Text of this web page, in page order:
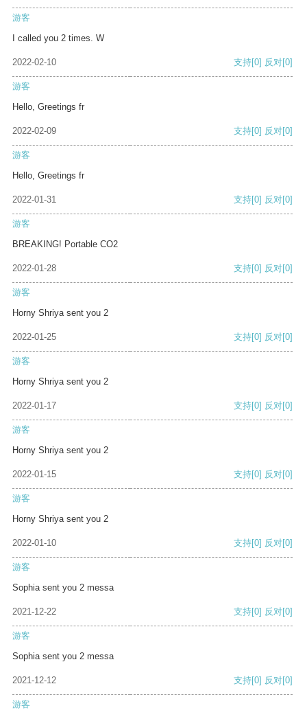
游客
I called you 2 times. W
2022-02-10 支持[0] 反对[0]
游客
Hello, Greetings fr
2022-02-09 支持[0] 反对[0]
游客
Hello, Greetings fr
2022-01-31 支持[0] 反对[0]
游客
BREAKING! Portable CO2
2022-01-28 支持[0] 反对[0]
游客
Horny Shriya sent you 2
2022-01-25 支持[0] 反对[0]
游客
Horny Shriya sent you 2
2022-01-17 支持[0] 反对[0]
游客
Horny Shriya sent you 2
2022-01-15 支持[0] 反对[0]
游客
Horny Shriya sent you 2
2022-01-10 支持[0] 反对[0]
游客
Sophia sent you 2 messa
2021-12-22 支持[0] 反对[0]
游客
Sophia sent you 2 messa
2021-12-12 支持[0] 反对[0]
游客